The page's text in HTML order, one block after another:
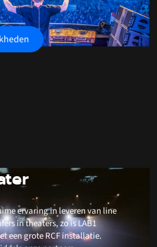
ervaring in leveren van line
in theaters, zo is LAB1
een grote RCF installatie.